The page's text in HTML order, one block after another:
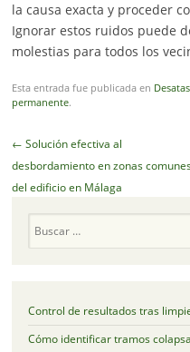
la causa exacta y proceder
Ignorar estos ruidos puede
molestias para todos los
Esta entrada fue publicada en
permanente.
Navegador
de
artículos
← Solución efectiva al
desbordamiento en zonas
del edificio en Málaga
Control de resultados tras
Cómo identificar tramos